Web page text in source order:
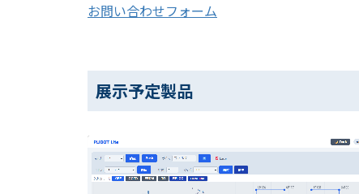
お問い合わせフォーム
展示予定製品